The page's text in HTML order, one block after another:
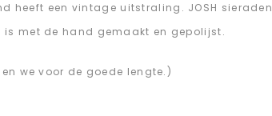
heeft een vintage uitstraling. JOSH sieraden
is met de hand gemaakt en gepolijst.
we voor de goede lengte.)